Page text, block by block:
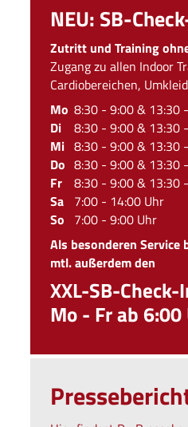
NEU: SB-
Zutritt und Training
Zugang zu allen Indoor
Cardiobereichen,
Mo 8:30 - 9:00 & 13:30
Di
8:30 - 9:00 & 13:30
Mi 8:30 - 9:00 & 13:30
Do 8:30 - 9:00 & 13:30
Fr
8:30 - 9:00 & 13:30
Sa 7:00 - 14:00 Uhr
So 7:00 - 9:00 Uhr
Als besonderen
mtl. außerdem den
XXL-SB-Check-
Mo - Fr ab 6:00